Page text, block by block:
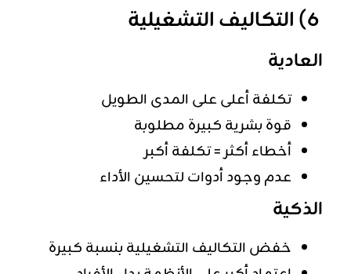
العادية
تكلفة أعلى على المدى الطويل
قوة بشرية كبيرة مطلوبة
أخطاء أكثر = تكلفة أكبر
عدم وجود أدوات لتحسين الأداء
الذكية
خفض التكاليف التشغيلية بنسبة كبيرة